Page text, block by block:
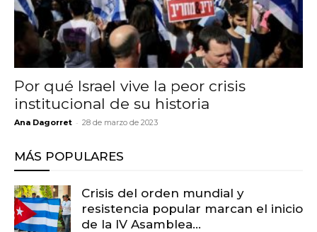
Por qué Israel vive la peor crisis
institucional de su historia
Ana Dagorret - 28 de marzo de 2023
MÁS POPULARES
Crisis del orden mundial y
resistencia popular marcan el inicio
de la IV Asamblea...